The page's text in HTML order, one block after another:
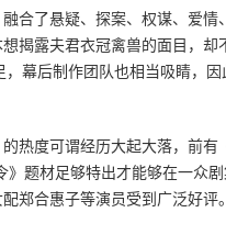
合了悬疑、探案、权谋、爱
揭露夫君衣冠禽兽的面目，
幕后制作团队也相当吸睛，因
热度可谓经历大起大落，前
》题材足够特出才能够在一众
郑合惠子等演员受到广泛好评。